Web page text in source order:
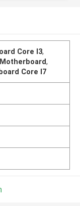
Core I3,
Motherboard,
Core I7